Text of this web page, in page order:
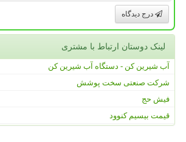
درج دیدگاه
لینک دوستان ارتباط با مشتری
آب شیرین کن - دستگاه آب شیرین کن
شرکت صنعتی سخت پوشش
فیش حج
قیمت بیسیم کنوود